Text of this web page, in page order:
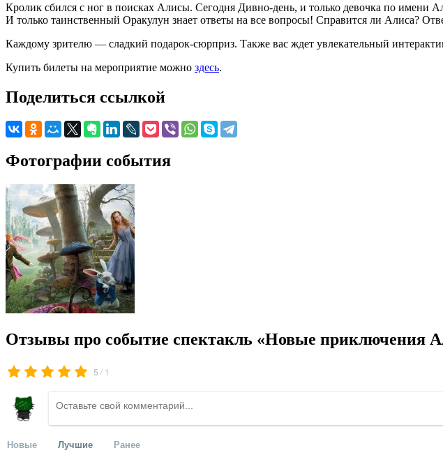
Кролик сбился с ног в поисках Алисы. Сегодня Дивно-день, и только девочка по имени
И только таинственный Оракулун знает ответы на все вопросы! Справится ли Алиса?
Каждому зрителю — сладкий подарок-сюрприз. Также вас ждет увлекательный
Купить билеты на мероприятие можно здесь.
Поделиться ссылкой
Фотографии события
Отзывы про событие спектакль «Новые приключения
5 / 1
Новые Лучшие Ранее